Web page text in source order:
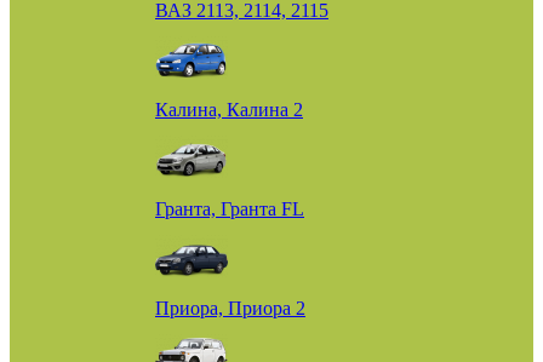
ВАЗ 2113, 2114, 2115
Калина, Калина 2
Гранта, Гранта FL
Приора, Приора 2